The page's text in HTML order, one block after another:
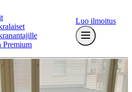
Premium
Luo ilmoitus